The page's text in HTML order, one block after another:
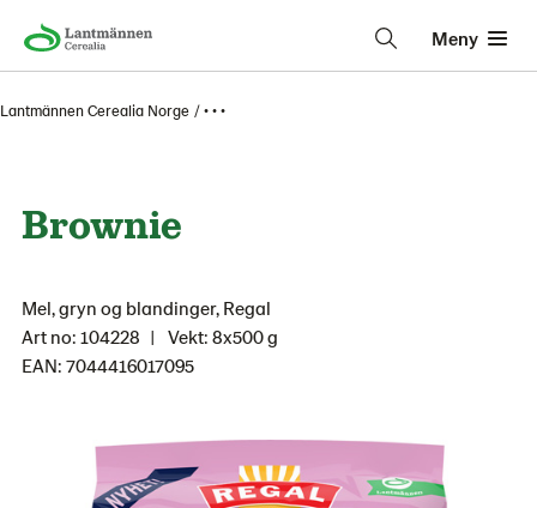
Meny
Lantmännen Cerealia Norge • • •
Brownie
Mel, gryn og blandinger, Regal
Art no: 104228
Vekt: 8x500 g
EAN: 7044416017095